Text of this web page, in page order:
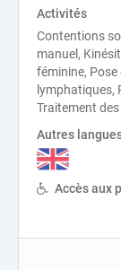
Activités
Contentions
manuel,
féminine,
lymphatiques,
Traitement
Autres
Accès aux